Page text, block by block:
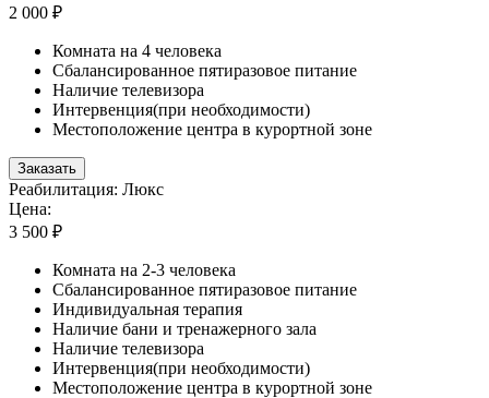
2 000 ₽
Комната на 4 человека
Сбалансированное пятиразовое питание
Наличие телевизора
Интервенция(при необходимости)
Местоположение центра в курортной зоне
Заказать
Реабилитация: Люкс
Цена:
3 500 ₽
Комната на 2-3 человека
Сбалансированное пятиразовое питание
Индивидуальная терапия
Наличие бани и тренажерного зала
Наличие телевизора
Интервенция(при необходимости)
Местоположение центра в курортной зоне